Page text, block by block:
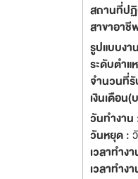
สถานที่ป
สาขาอาชี
รูปแบบงา
ระดับตำแ
จำนวนที่
เงินเดือน(
วันทำงา
วันหยุด :
เวลาทำง
เวลาทำง